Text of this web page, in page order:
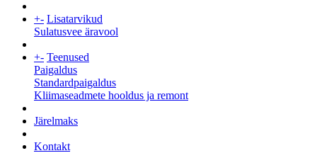
+- Lisatarvikud
Sulatusvee äravool
+- Teenused
Paigaldus
Standardpaigaldus
Kliimaseadmete hooldus ja remont
Järelmaks
Kontakt